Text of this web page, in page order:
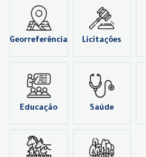
Georreferência Licitações
Educação Saúde